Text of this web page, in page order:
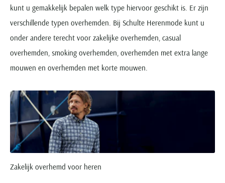
kunt u gemakkelijk bepalen welk type hiervoor geschikt is. Er zijn
verschillende typen overhemden. Bij Schulte Herenmode kunt u
onder andere terecht voor zakelijke overhemden, casual
overhemden, smoking overhemden, overhemden met extra lange
mouwen en overhemden met korte mouwen.
Zakelijk overhemd voor heren